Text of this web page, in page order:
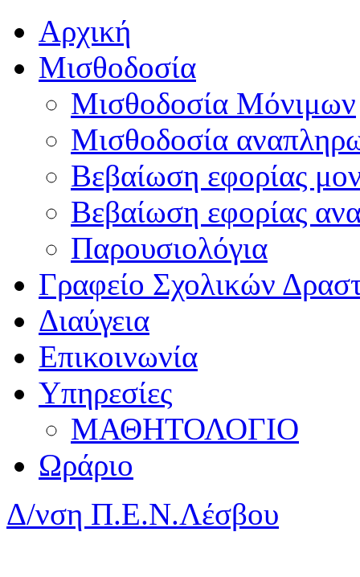
Αρχική
Μισθοδοσία
Μισθοδοσία Μόνιμων
Μισθοδοσία
Βεβαίωση εφορίας
Βεβαίωση εφορίας
Παρουσιολόγια
Γραφείο Σχολικών
Διαύγεια
Επικοινωνία
Υπηρεσίες
ΜΑΘΗΤΟΛΟΓΙΟ
Ωράριο
Δ/νση Π.Ε.Ν.Λέσβου